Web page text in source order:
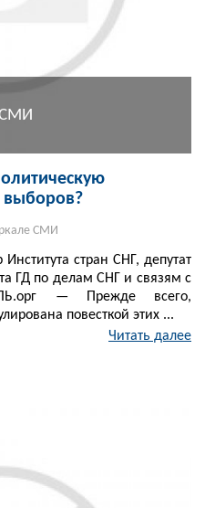
СМИ
выборов?
СМИ
стран СНГ, депутат
ГД по делам СНГ и связям с
— Прежде всего,
повесткой этих ...
Читать далее